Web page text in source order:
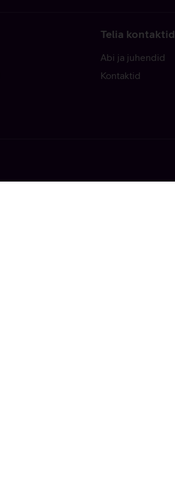
Telia kontaktid
Abi ja juhendid
Kontaktid